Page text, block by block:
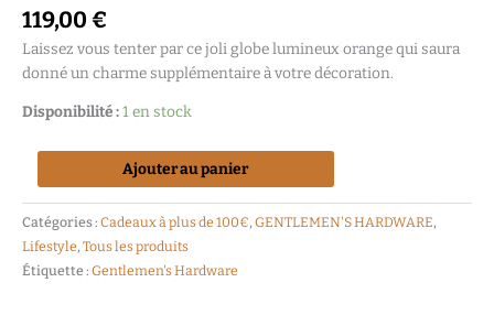
119,00 €
Laissez vous tenter par ce joli globe lumineux orange qui saura
donné un charme supplémentaire à votre décoration.
Disponibilité :1 en stock
Ajouter au panier
Catégories : Cadeaux à plus de 100€, GENTLEMEN'S HARDWARE,
Lifestyle, Tous les produits
Étiquette : Gentlemen's Hardware